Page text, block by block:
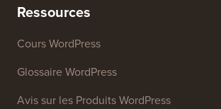
Ressources
Cours WordPress
Glossaire WordPress
Avis sur les Produits WordPress